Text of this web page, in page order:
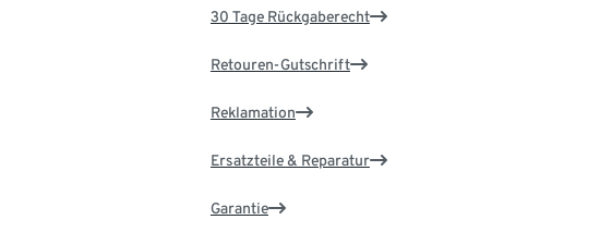
30 Tage Rückgaberecht
Retouren-Gutschrift
Reklamation
Ersatzteile & Reparatur
Garantie